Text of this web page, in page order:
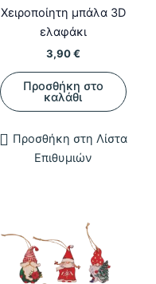
Χειροποίητη μπάλα 3D
ελαφάκι
3,90€
Προσθήκη στο
καλάθι
Προσθήκη στη Λίστα
Επιθυμιών